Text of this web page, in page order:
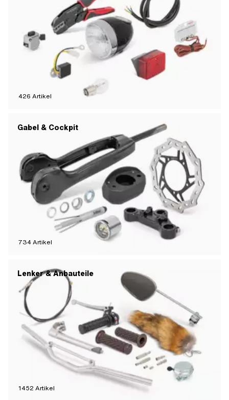
426 Artikel
Gabel & Cockpit
734Artikel
Lenker & Anbauteile
1452 Artikel